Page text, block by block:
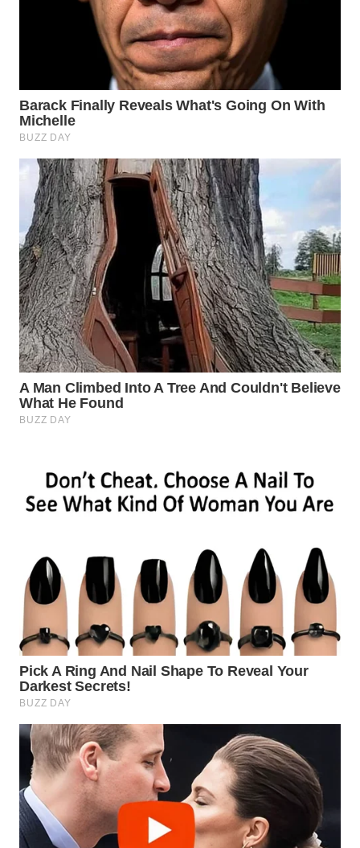
WN
CIREBON
INDRAMAYU
WN
KUNINGAN
WN
MAJALENGKA
WN
SUBANG
WN
SUKABUMI
PURWAKARTA
WN
WN
SEMARANG
WN
SOLO
WN
BOROBUDUR
WN
MADURA
WN
SURABAYA